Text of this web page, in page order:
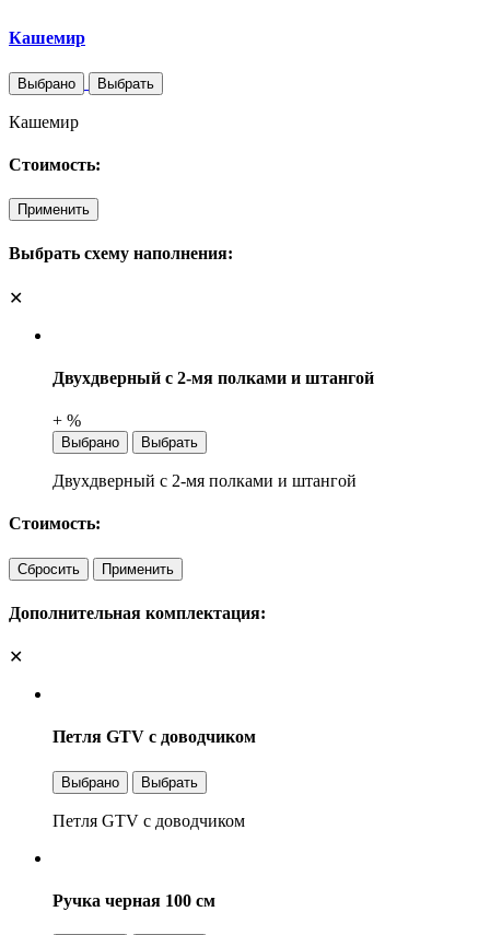
Кашемир
Выбрано Выбрать
Кашемир
Стоимость:
Применить
Выбрать схему наполнения:
✕
Двухдверный с 2-мя полками и штангой
+ %
Выбрано Выбрать
Двухдверный с 2-мя полками и штангой
Стоимость:
Сбросить Применить
Дополнительная комплектация:
✕
Петля GTV с доводчиком
Выбрано Выбрать
Петля GTV с доводчиком
Ручка черная 100 см